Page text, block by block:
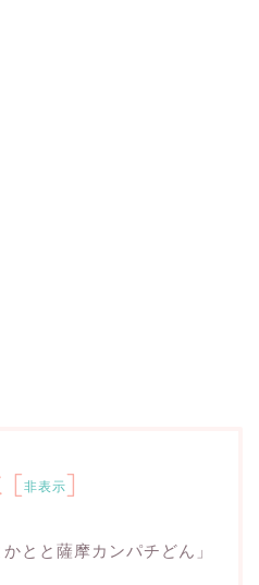
[非表示]
とと薩摩カンパチどん」